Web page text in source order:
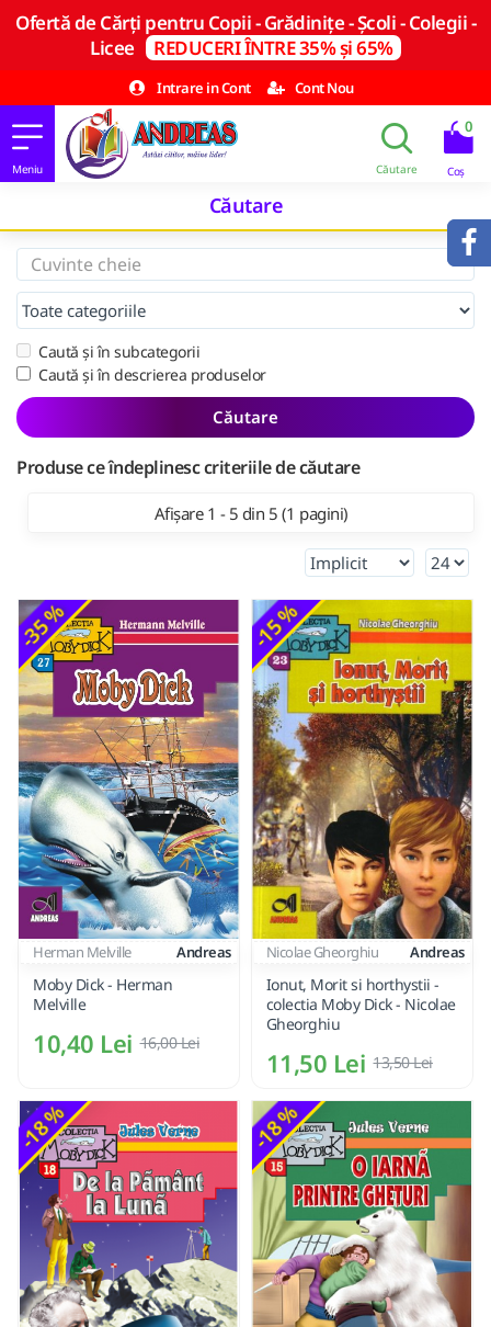
Ofertă de Cărți pentru Copii - Grădinițe - Școli - Colegii -
Licee REDUCERI ÎNTRE 35% și 65%
Intrare in Cont
Cont Nou
0
Căutare
Caută și în subcategorii
Caută și în descrierea produselor
Căutare
Produse ce îndeplinesc criteriile de căutare
Afișare 1 - 5 din 5 (1 pagini)
-35 %
Herman Melville Andreas
Moby Dick - Herman
Melville
10,40 Lei 16,00 Lei
-15 %
Nicolae Gheorghiu Andreas
Ionut, Morit si horthystii -
colectia Moby Dick - Nicolae
Gheorghiu
11,50 Lei 13,50 Lei
-18 % -18 %